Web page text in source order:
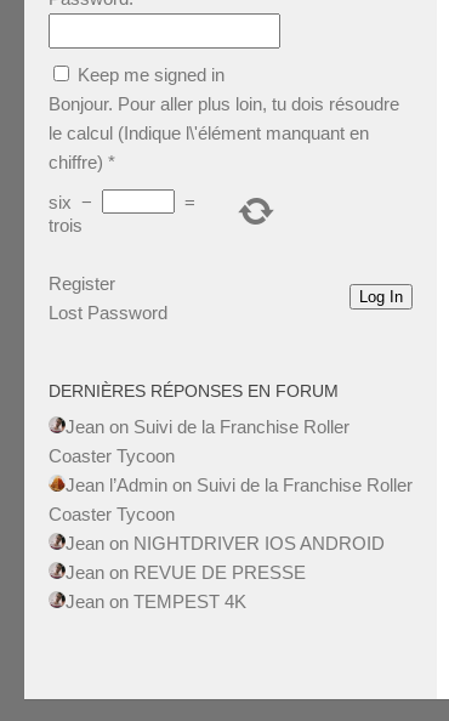
Keep me signed in
Bonjour. Pour aller plus loin, tu dois résoudre
le calcul (Indique l\'élément manquant en
chiffre) *
six −
=
trois
Log In
Register
Lost Password
DERNIÈRES RÉPONSES EN FORUM
Jean on Suivi de la Franchise Roller
Coaster Tycoon
Jean l’Admin on Suivi de la Franchise Roller
Coaster Tycoon
Jean on NIGHTDRIVER IOS ANDROID
Jean on REVUE DE PRESSE
Jean on TEMPEST 4K